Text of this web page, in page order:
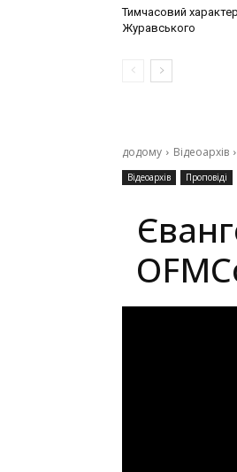
Тимчасовий
Журавського